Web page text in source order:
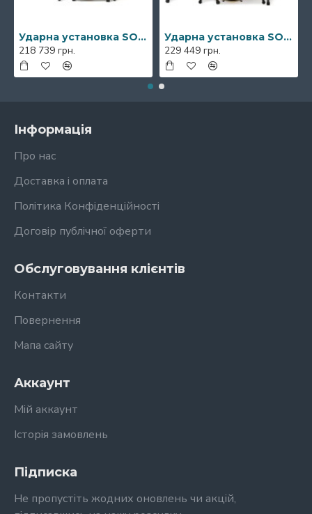
Ударна установка SONOR Prolite Ebony White Stripes Studio Shell Set NM
218 739 грн.
Ударна установка SONOR Prolite Ebony White Stripes Stage Shell Set WM
229 449 грн.
Інформація
Про нас
Доставка і оплата
Політика Конфіденційності
Договір публічної оферти
Обслуговування клієнтів
Контакти
Повернення
Мапа сайту
Аккаунт
Мій аккаунт
Історія замовлень
Підписка
Не пропустіть жодних оновлень чи акцій,